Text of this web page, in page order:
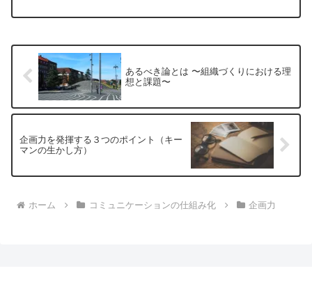
育をされているんですか？」と問いかけ
あるべき論とは 〜組織づくりにおける理
想と課題〜
企画力を発揮する３つのポイント（キー
マンの生かし方）
ホーム コミュニケーションの仕組み化 企画力